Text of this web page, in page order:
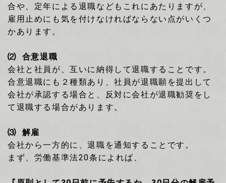
合や、定年による退職などもこれにあたりますが、
雇用止めにも気を付けなければならない点がいくつ
かあります。
⑵
合意退職
会社と社員が、互いに納得して退職することです。
合意退職にも２種類あり、社員が退職願を提出して
会社が承認する場合と、反対に会社が退職勧奨をし
て退職する場合があります。
⑶
解雇
会社から一方的に、退職を通知することです。
まず、 労働基準法20条によれば、